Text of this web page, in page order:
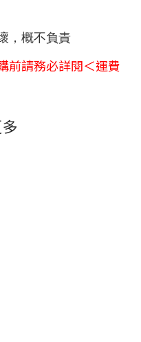
，概不負責
前請務必詳閱＜運費